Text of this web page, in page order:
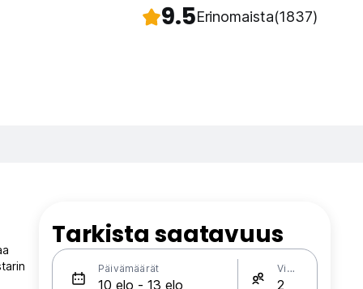
9.5Erinomaista(1837)
Tarkista saatavuus
Päivämäärät Vieraat